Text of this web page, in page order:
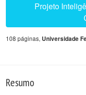
Projeto
108 páginas, Universidade
Resumo